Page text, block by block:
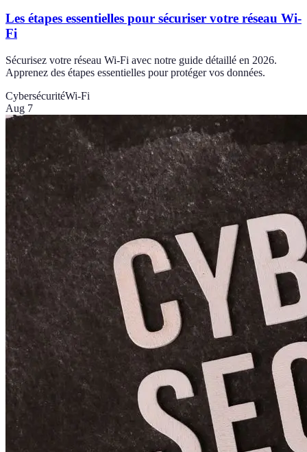
Les étapes essentielles pour sécuriser votre réseau Wi-
Fi
Sécurisez votre réseau Wi-Fi avec notre guide détaillé en 2026.
Apprenez des étapes essentielles pour protéger vos données.
CybersécuritéWi-Fi
Aug 7